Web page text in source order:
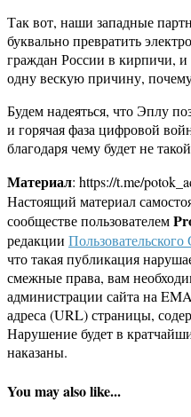
Так вот, наши западные
буквально превратить
граждан России в кирпичи, и
одну вескую причину,
Будем надеяться, что Эплу
и горячая фаза цифровой
благодаря чему будет не
Материал: https://t.me/
Настоящий материал
сообществе пользователем
редакции
что такая публикация
смежные права, вам
администрации сайта на
адреса (URL) страницы,
Нарушение будет в
наказаны.
You may also like...